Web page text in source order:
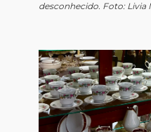
desconhecido. Foto: Livia